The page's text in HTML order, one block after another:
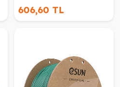
606,60 TL